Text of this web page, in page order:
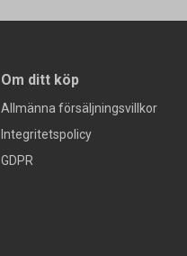
Om ditt köp
Allmänna försäljningsvillkor
Integritetspolicy
GDPR